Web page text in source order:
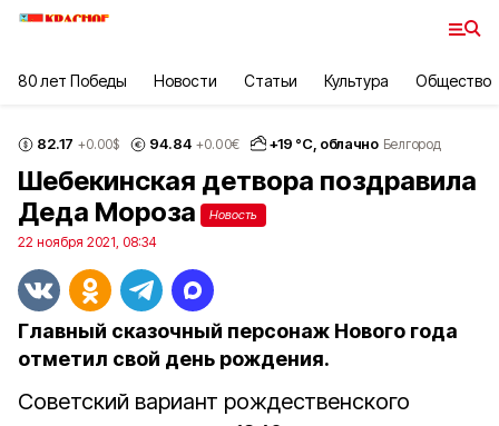
80 лет Победы Новости Статьи Культура Общество
82.17 +0.00$ 94.84 +0.00€ +19 °С, облачно Белгород
Шебекинская детвора поздравила
Деда Мороза
Новость
22 ноября 2021, 08:34
Главный сказочный персонаж Нового года
отметил свой день рождения.
Советский вариант рождественского